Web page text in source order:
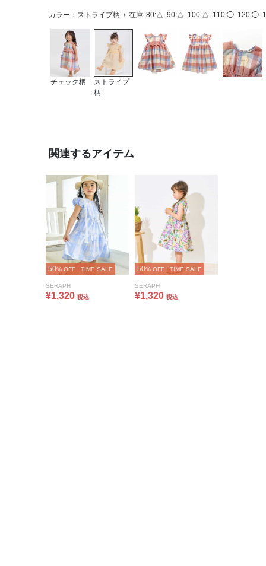
カラー：ストライプ柄 / 在庫 80:△ 90:△ 100:△ 110:◯ 120:◯
チェック柄
ストライプ
柄
関連するアイテム
50% OFF | TIME SALE
SERAPH
¥1,320 税込
50% OFF | TIME SALE
SERAPH
¥1,320 税込